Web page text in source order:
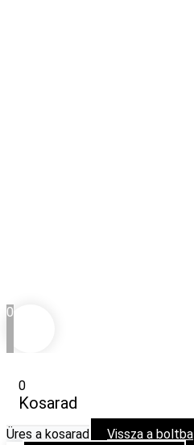
0
0
Kosarad
Üres a kosarad Vissza a boltba